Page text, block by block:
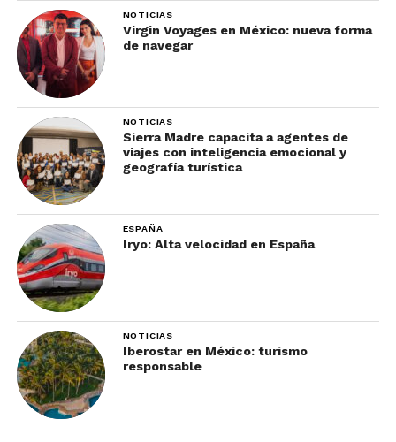
NOTICIAS
Virgin Voyages en México: nueva forma
de navegar
NOTICIAS
Sierra Madre capacita a agentes de
viajes con inteligencia emocional y
geografía turística
ESPAÑA
Iryo: Alta velocidad en España
NOTICIAS
Iberostar en México: turismo
responsable